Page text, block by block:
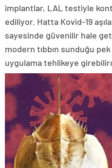
implantlar, LAL testiyle
ediliyor. Hatta Kovid-19
sayesinde güvenilir hale
modern tıbbın sunduğu
uygulama tehlikeye